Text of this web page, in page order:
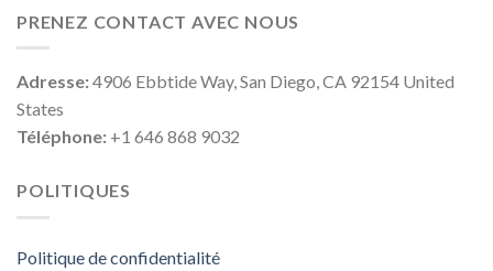
PRENEZ CONTACT AVEC NOUS
Adresse:4906 Ebbtide Way, San Diego, CA 92154 United
States
Téléphone: +1 646 868 9032
POLITIQUES
Politique de confidentialité